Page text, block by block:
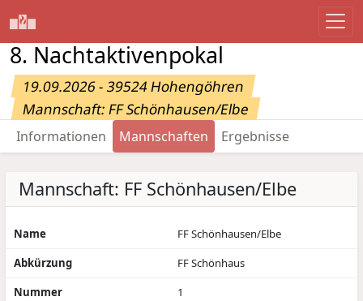
8. Nachtaktivenpokal
19.09.2026 - 39524 Hohengöhren
Mannschaft: FF Schönhausen/Elbe
Informationen Mannschaften Ergebnisse
Mannschaft: FF Schönhausen/Elbe
Name
FF Schönhausen/Elbe
Abkürzung
FF Schönhaus
Nummer
1